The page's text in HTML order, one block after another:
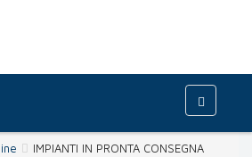
IMPIANTI IN PRONTA CONSEGNA